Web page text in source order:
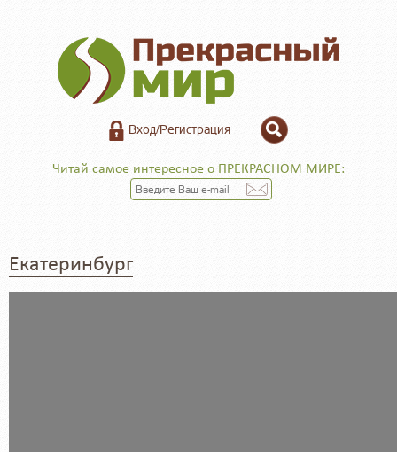
Вход/Регистрация
Читай самое интересное о ПРЕКРАСНОМ МИРЕ:
Екатеринбург